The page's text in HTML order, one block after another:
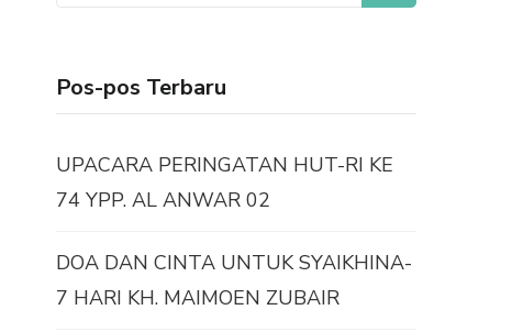
Pos-pos Terbaru
UPACARA PERINGATAN HUT-RI KE
74 YPP. AL ANWAR 02
DOA DAN CINTA UNTUK SYAIKHINA-
7 HARI KH. MAIMOEN ZUBAIR